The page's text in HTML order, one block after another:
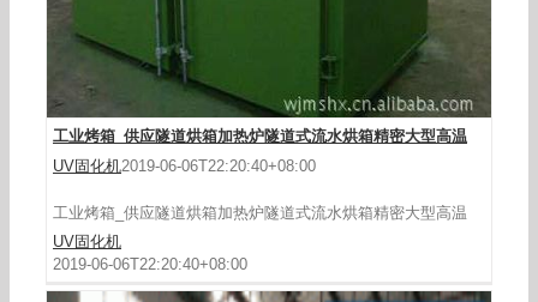
工业烤箱_供应隧道烘箱加热炉隧道式流水烘箱精密大型高温
UV固化机2019-06-06T22:20:40+08:00
工业烤箱_供应隧道烘箱加热炉隧道式流水烘箱精密大型高温
UV固化机
2019-06-06T22:20:40+08:00